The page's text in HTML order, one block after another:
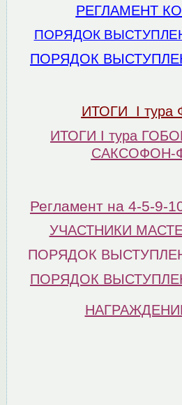
РЕГЛАМЕНТ
ПОРЯДОК
ПОРЯДОК
ИТОГИ I тура
ИТОГИ I тура
САКСОФОН-
Регламент на 4-5-9-
УЧАСТНИКИ
ПОРЯДОК
ПОРЯДОК